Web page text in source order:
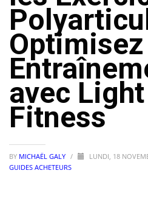
avec
Fitness
BY MICHAËL GALY / LUNDI, 18
GUIDES ACHETEURS